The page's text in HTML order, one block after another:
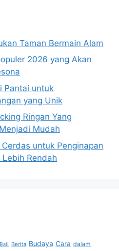
Taman Bermain Alam
2026 yang Akan
Pantai untuk
yang Unik
Ringan Yang
Mudah
untuk Penginapan
Rendah
Bali Berita Budaya Cara dalam